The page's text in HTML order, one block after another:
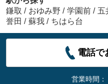
鎌取 / おゆみ野 / 学園前 / 五
誉田 / 蘇我 / ちはら台
電話で
営業時間：